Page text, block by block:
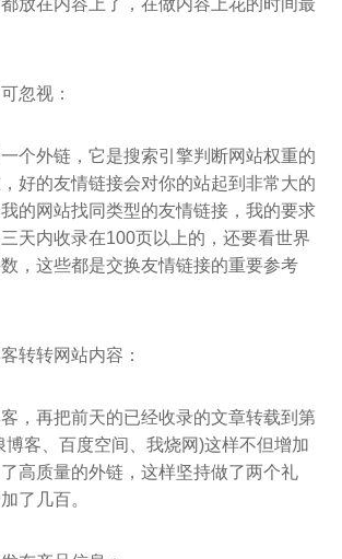
忽视：
个外链，它是搜索引擎判断网站权重的
好的友情链接会对你的站起到非常大的
的网站找同类型的友情链接，我的要求
天内收录在100页以上的，还要看世界
，这些都是交换友情链接的重要参考
转转网站内容：
，再把前天的已经收录的文章转载到第
博客、百度空间、我烧网)这样不但增加
高质量的外链，这样坚持做了两个礼
了几百。